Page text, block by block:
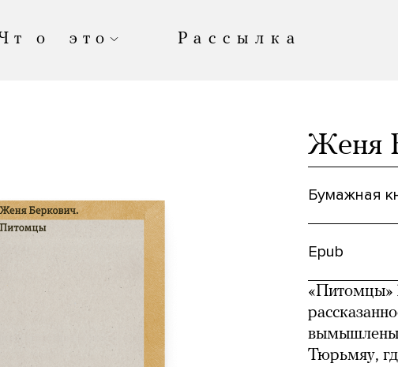
о это Рассылка
если вы мечтаете делать
нам:shop@meduza.io
«Медузе» выжить.
Женя
Бумажная
Epub
«Питомцы»
вымышлены,
Тюрьмяу,